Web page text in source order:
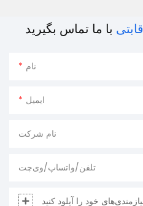
با ما تماس بگیرید
نام
ایمیل
نام شرکت
تلفن/واتساپ/وی‌چت
خود را آپلود کنید